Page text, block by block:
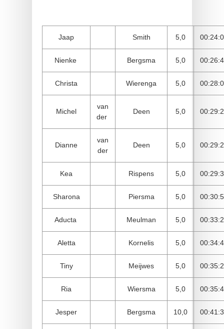
Jaap Smith 5,0
Nienke Bergsma 5,0
Christa Wierenga 5,0
Michel
van
der
Deen 5,0
Dianne
van
der
Deen 5,0
Kea Rispens 5,0
Sharona Piersma 5,0
Aducta Meulman 5,0
Aletta Kornelis 5,0
Tiny Meijwes 5,0
Ria Wiersma 5,0
Jesper Bergsma 10,0